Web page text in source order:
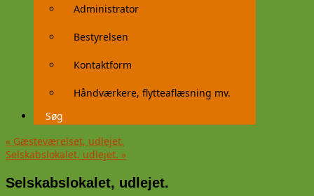
Administrator
Bestyrelsen
Kontaktform
Håndværkere, flytteaflæsning mv.
Søg
« Gæsteværelset, udlejet.
Selskabslokalet, udlejet. »
Selskabslokalet, udlejet.